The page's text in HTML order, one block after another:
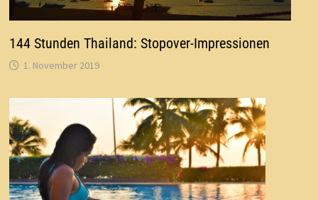
144 Stunden Thailand: Stopover-Impressionen
1. November 2019